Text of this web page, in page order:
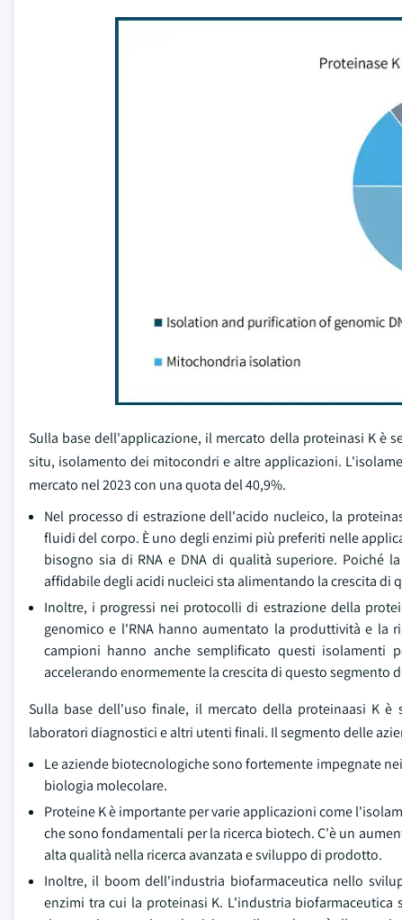
Sulla base dell'applicazione, il mercato della proteinasi K è
situ, isolamento dei mitocondri e altre applicazioni.
mercato nel 2023 con una quota del 40,9%.
Nel processo di estrazione dell'acido nucleico, la
fluidi del corpo. È uno degli enzimi più preferiti nelle
bisogno sia di RNA e DNA di qualità superiore. Poiché
affidabile degli acidi nucleici sta alimentando la crescita di
Inoltre, i progressi nei protocolli di estrazione della
genomico e l'RNA hanno aumentato la produttività e la
campioni hanno anche semplificato questi isolamenti
accelerando enormemente la crescita di questo segmento
Sulla base dell'uso finale, il mercato della proteinaasi K
laboratori diagnostici e altri utenti finali. Il segmento delle
Le aziende biotecnologiche sono fortemente impegnate
biologia molecolare.
Proteine K è importante per varie applicazioni come
che sono fondamentali per la ricerca biotech. C'è un
alta qualità nella ricerca avanzata e sviluppo di prodotto.
Inoltre, il boom dell'industria biofarmaceutica nello
enzimi tra cui la proteinasi K. L'industria